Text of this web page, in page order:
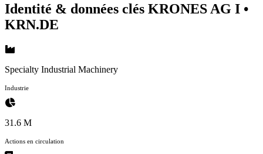
Identité & données clés KRONES AG I •
KRN.DE
Specialty Industrial Machinery
Industrie
31.6 M
Actions en circulation